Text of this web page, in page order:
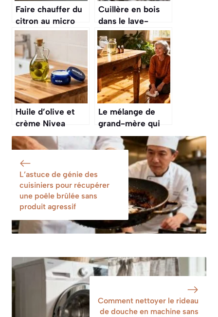
Faire chauffer du
citron au micro
ondes une astuce
géniale dont vous
ne pourrez plus
vous passer
Cuillère en bois
dans le lave-
vaisselle : une
habitude insolite
mais
redoutablement
efficace
Huile d’olive et
crème Nivea
l’astuce magique
que de plus en
plus de personnes
adoptent
Le mélange de
grand-mère qui
redonne de l’éclat
aux sols la
méthode simple
validée par l’usage
L’astuce de génie des
cuisiniers pour récupérer
une poêle brûlée sans
produit agressif
Comment nettoyer le rideau
de douche en machine sans